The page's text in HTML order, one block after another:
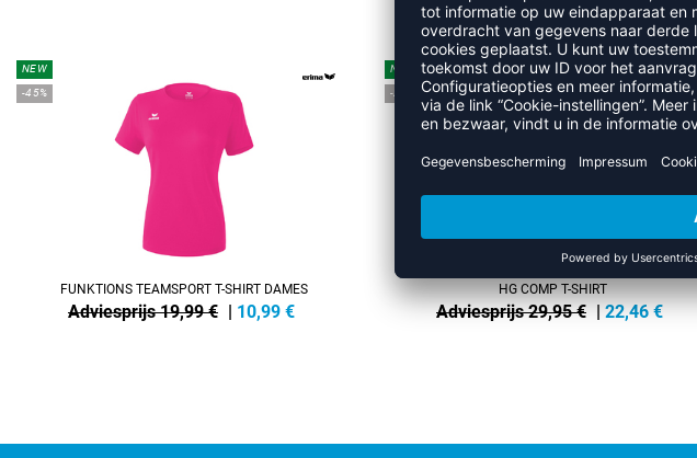
NEW
-45%
FUNKTIONS TEAMSPORT T-SHIRT DAMES
Adviesprijs 19,99 € | 10,99 €
NEW
-25%
HG COMP T-SHIRT
Adviesprijs 29,95 € | 22,46 €